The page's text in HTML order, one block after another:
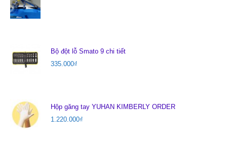
Bộ đột lỗ Smato 9 chi tiết
335.000₫
Hộp găng tay YUHAN KIMBERLY ORDER
1.220.000₫